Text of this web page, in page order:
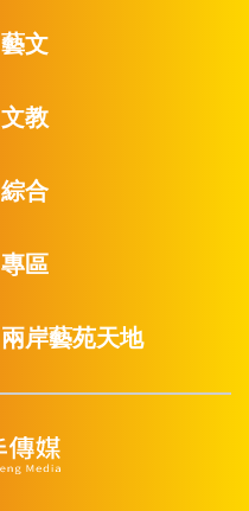
藝文
文教
綜合
專區
兩岸藝苑天地